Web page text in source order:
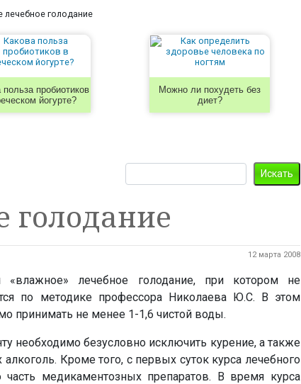
лечебное голодание
польза пробиотиков
йогурте?
Можно ли похудеть без
диет?
голодание
12 марта 2008
«влажное» лечебное голодание, при котором не
по методике профессора Николаева Ю.С. В этом
принимать не менее 1-1,6 чистой воды.
необходимо безусловно исключить курение, а также
Кроме того, с первых суток курса лечебного
медикаментозных препаратов. В время курса